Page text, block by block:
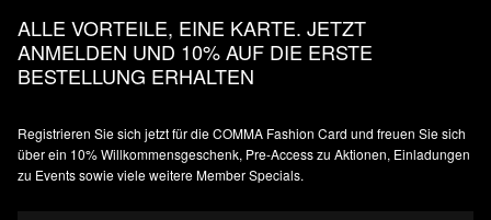
ALLE VORTEILE, EINE KARTE. JETZT
ANMELDEN UND 10% AUF DIE ERSTE
BESTELLUNG ERHALTEN
Registrieren Sie sich jetzt für die COMMA Fashion Card und freuen Sie sich
über ein 10% Willkommensgeschenk, Pre-Access zu Aktionen, Einladungen
zu Events sowie viele weitere Member Specials.